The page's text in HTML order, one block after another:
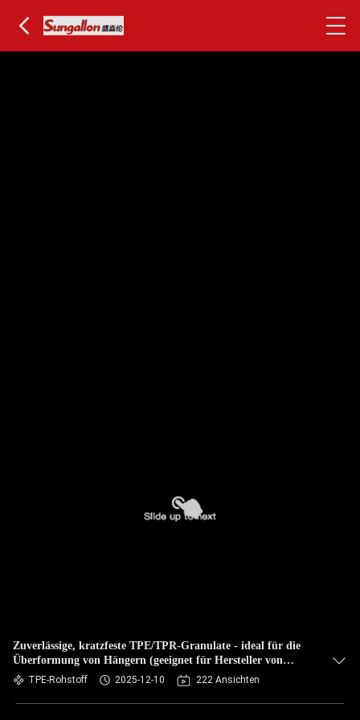
Zuverlässige, kratzfeste TPE/TPR-Granulate - ideal für die
Überformung von Hängern (geeignet für Hersteller von
Hängern)
TPE-Rohstoff 2025-12-10 222 Ansichten